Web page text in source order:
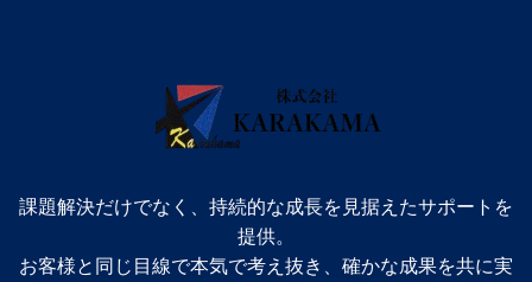
課題解決だけでなく、持続的な成長を見据えたサポートを
提供。
お客様と同じ目線で本気で考え抜き、確かな成果を共に実